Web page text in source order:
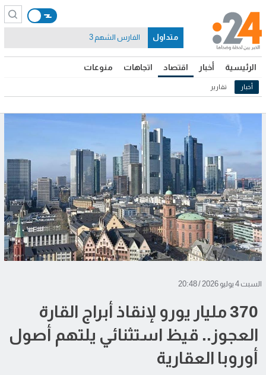
الرئيسية أخبار اقتصاد
أخبار تقارير
اتجاهات منوعات
متداول الفارس الشهم 3
السبت 4 يوليو 2026 / 20:48
370 مليار يورو لإنقاذ أبراج القارة
العجوز.. قيظ استثنائي يلتهم أصول
أوروبا العقارية